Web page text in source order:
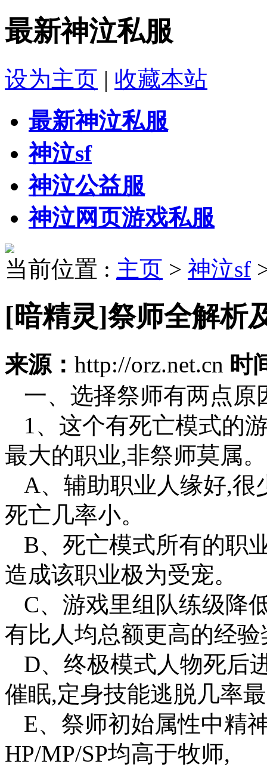
最新神泣私服
设为主页 | 收藏本站
最新神泣私服
神泣sf
神泣公益服
神泣网页游戏私服
当前位置 : 主页 > 神泣sf
[暗精灵]祭师全解析
来源： http://orz.net.cn 时
一、选择祭师有两点原
1、这个有死亡模式的
最大的职业,非祭师莫属。
A、辅助职业人缘好,很
死亡几率小。
B、死亡模式所有的职
造成该职业极为受宠。
C、游戏里组队练级降
有比人均总额更高的经验
D、终极模式人物死后
催眠,定身技能逃脱几率
E、祭师初始属性中精
HP/MP/SP均高于牧师,